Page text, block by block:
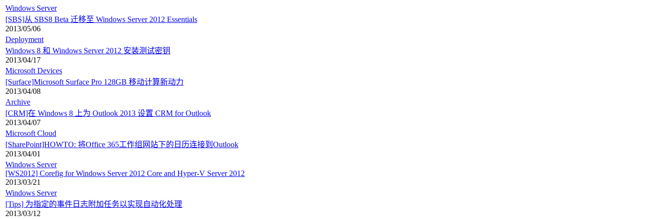
Windows Server
[SBS]从 SBS8 Beta 迁移至 Windows Server 2012 Essentials
2013/05/06
Deployment
Windows 8 和 Windows Server 2012 安装测试密钥
2013/04/17
Microsoft Devices
[Surface]Microsoft Surface Pro 128GB 移动计算新动力
2013/04/08
Archive
[CRM]在 Windows 8 上为 Outlook 2013 设置 CRM for Outlook
2013/04/07
Microsoft Cloud
[SharePoint]HOWTO: 将Office 365工作组网站下的日历连接到Outlook
2013/04/01
Windows Server
[WS2012] Corefig for Windows Server 2012 Core and Hyper-V Server 2012
2013/03/21
Windows Server
[Tips] 为指定的事件日志附加任务以实现自动化处理
2013/03/12